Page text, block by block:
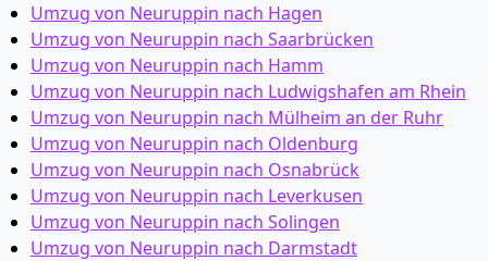
Umzug von Neuruppin nach Hagen
Umzug von Neuruppin nach Saarbrücken
Umzug von Neuruppin nach Hamm
Umzug von Neuruppin nach Ludwigshafen am Rhein
Umzug von Neuruppin nach Mülheim an der Ruhr
Umzug von Neuruppin nach Oldenburg
Umzug von Neuruppin nach Osnabrück
Umzug von Neuruppin nach Leverkusen
Umzug von Neuruppin nach Solingen
Umzug von Neuruppin nach Darmstadt